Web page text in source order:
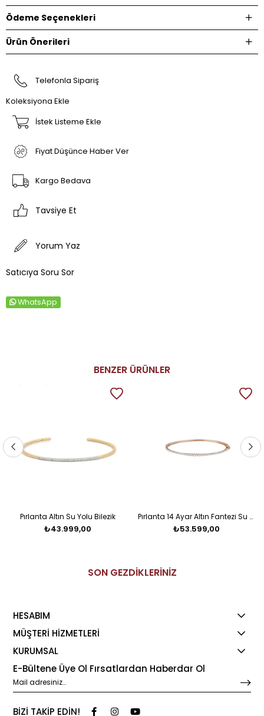
Ödeme Seçenekleri
Ürün Önerileri
Telefonla Sipariş
Koleksiyona Ekle
İstek Listeme Ekle
Fiyat Düşünce Haber Ver
Kargo Bedava
Tavsiye Et
Yorum Yaz
Satıcıya Soru Sor
WhatsApp
BENZER ÜRÜNLER
Pırlanta Altın Su Yolu Bilezik
₺43.999,00
Pırlanta 14 Ayar Altın Fantezi Su Yolu Bilezik
₺53.599,00
SON GEZDİKLERİNİZ
HESABIM
MÜŞTERİ HİZMETLERİ
KURUMSAL
E-Bültene Üye Ol Fırsatlardan Haberdar Ol
BİZİ TAKİP EDİN!